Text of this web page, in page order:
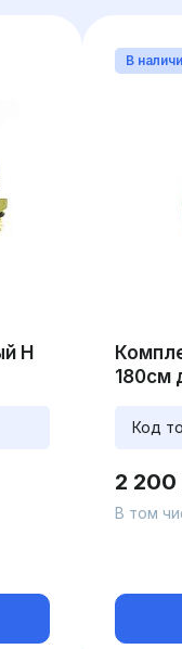
H
В
180см
Код
2 200
В том